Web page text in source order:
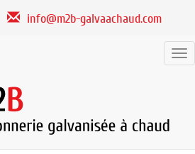
info@m2b-galvaachaud.com